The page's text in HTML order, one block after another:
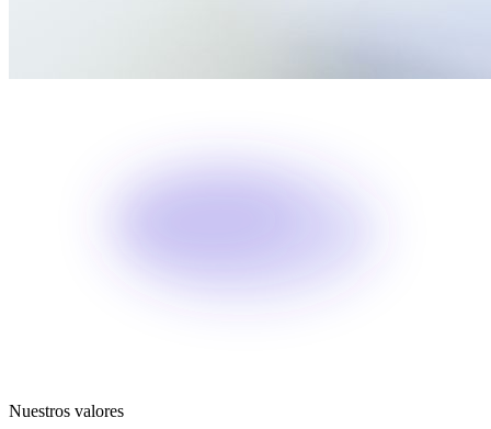
Nuestros valores